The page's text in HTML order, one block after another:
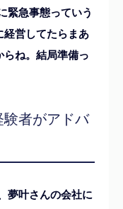
緊急事態っていう
経営してたらまあ
ね。結局準備っ
験者がアドバ
夢叶さんの会社に